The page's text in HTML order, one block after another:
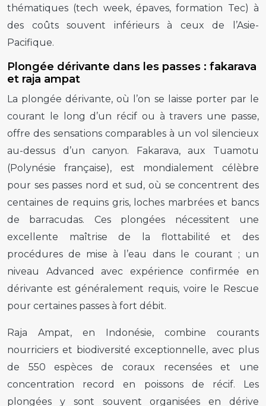
thématiques (tech week, épaves, formation Tec) à
des coûts souvent inférieurs à ceux de l’Asie-
Pacifique.
Plongée dérivante dans les passes : fakarava
et raja ampat
La plongée dérivante, où l’on se laisse porter par le
courant le long d’un récif ou à travers une passe,
offre des sensations comparables à un vol silencieux
au-dessus d’un canyon. Fakarava, aux Tuamotu
(Polynésie française), est mondialement célèbre
pour ses passes nord et sud, où se concentrent des
centaines de requins gris, loches marbrées et bancs
de barracudas. Ces plongées nécessitent une
excellente maîtrise de la flottabilité et des
procédures de mise à l’eau dans le courant ; un
niveau Advanced avec expérience confirmée en
dérivante est généralement requis, voire le Rescue
pour certaines passes à fort débit.
Raja Ampat, en Indonésie, combine courants
nourriciers et biodiversité exceptionnelle, avec plus
de 550 espèces de coraux recensées et une
concentration record en poissons de récif. Les
plongées y sont souvent organisées en dérive